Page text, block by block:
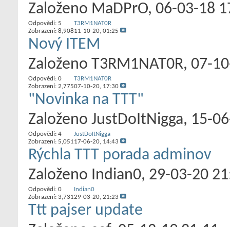
Založeno MaDPrO‎, 06-03-18
Odpovědi: 5
Zobrazení: 8,908
T3RM1NAT0R
11-10-20, 01:25
Nový ITEM
Založeno T3RM1NAT0R‎, 07-
Odpovědi: 0
Zobrazení: 2,775
T3RM1NAT0R
07-10-20, 17:30
"Novinka na TTT"
Založeno JustDoItNigga‎, 15-
Odpovědi: 4
Zobrazení: 5,051
JustDoItNigga
17-06-20, 14:43
Rýchla TTT porada adminov
Založeno Indian0‎, 29-03-20
Odpovědi: 0
Zobrazení: 3,731
Indian0
29-03-20, 21:23
Ttt pajser update